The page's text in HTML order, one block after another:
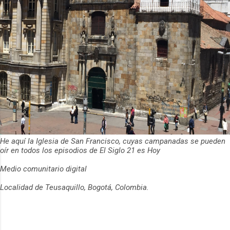
He aquí la Iglesia de San Francisco, cuyas campanadas se pueden
oír en todos los episodios de El Siglo 21 es Hoy
Medio comunitario digital
Localidad de Teusaquillo, Bogotá, Colombia.